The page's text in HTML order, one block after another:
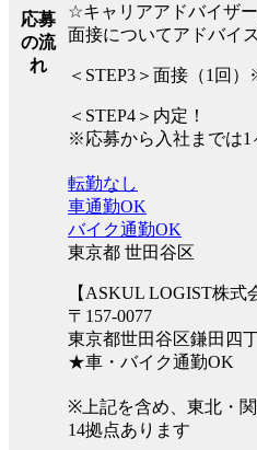
応募
の流
れ
☆キャリアアドバイザ
面接についてアドバイ
＜STEP3＞面接（1回
＜STEP4＞内定！
※応募から入社までは1
転勤なし
車通勤OK
バイク通勤OK
東京都 世田谷区
【ASKUL LOGIST株式
〒157-0077
東京都世田谷区鎌田四
★車・バイク通勤OK
※上記を含め、東北・
14拠点あります